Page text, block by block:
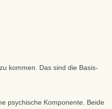
kommen. Das sind die Basis-
psychische Komponente. Beide